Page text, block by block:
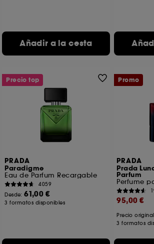
Añadir a la cesta
PRADA
Paradigme
Eau de Parfum Recargable
4059
Desde:61,00 €
3 formatos disponibles
Precio top
PRADA
Prada
Parfum
95,00 €
Precio
3 formatos
Promo